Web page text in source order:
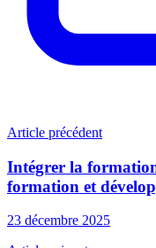
Article précédent
Intégrer la
formation et
23 décembre 2025